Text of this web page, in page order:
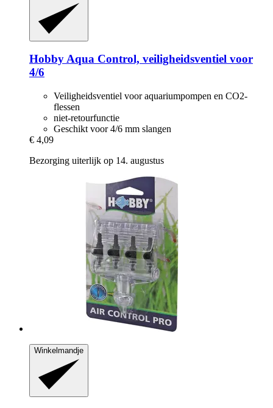
HobbyAqua Control, veiligheidsventiel voor
4/6
Veiligheidsventiel voor aquariumpompen en CO2-
flessen
niet-retourfunctie
Geschikt voor 4/6 mm slangen
€ 4,09
Bezorging uiterlijk op 14. augustus
Winkelmandje